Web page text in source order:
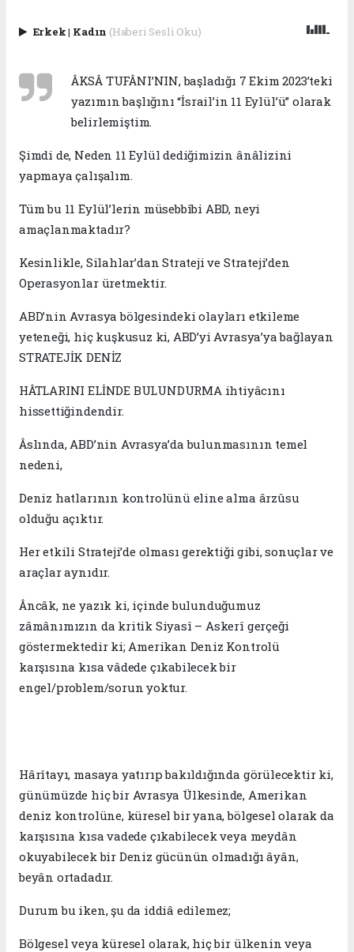
Erkek| Kadın (Haberi Sesli Oku)
ÂKSÂ TUFÂNI’NIN, başladığı 7 Ekim 2023’teki
yazımın başlığını “İsrail’in 11 Eylül’ü” olarak
belirlemiştim.
Şimdi de, Neden 11 Eylül dediğimizin ânâlizini
yapmaya çalışalım.
Tüm bu 11 Eylül’lerin müsebbîbi ABD, neyi
amaçlanmaktadır?
Kesinlikle, Silahlar’dan Strateji ve Strateji’den
Operasyonlar üretmektir.
ABD’nin Avrasya bölgesindeki olayları etkileme
yeteneği, hiç kuşkusuz ki, ABD’yi Avrasya’ya bağlayan
STRATEJİK DENİZ
HÂTLARINI ELİNDE BULUNDURMA ihtiyâcını
hissettiğindendir.
Âslında, ABD’nin Avrasya’da bulunmasının temel
nedeni,
Deniz hatlarının kontrolünü eline alma ârzûsu
olduğu açıktır.
Her etkili Strateji’de olması gerektiği gibi, sonuçlar ve
araçlar aynıdır.
Âncâk, ne yazık ki, içinde bulunduğumuz
zâmânımızın da kritik Siyasî – Askerî gerçeği
göstermektedir ki; Amerikan Deniz Kontrolü
karşısına kısa vâdede çıkabilecek bir
engel/problem/sorun yoktur.
Hârîtayı, masaya yatırıp bakıldığında görülecektir ki,
günümüzde hiç bir Avrasya Ülkesinde, Amerikan
deniz kontrolüne, küresel bir yana, bölgesel olarak da
karşısına kısa vadede çıkabilecek veya meydân
okuyabilecek bir Deniz gücünün olmadığı âyân,
beyân ortadadır.
Durum bu iken, şu da iddiâ edilemez;
Bölgesel veya küresel olarak, hiç bir ülkenin veya